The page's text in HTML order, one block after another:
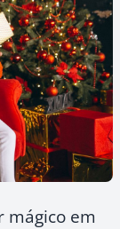
mágico em